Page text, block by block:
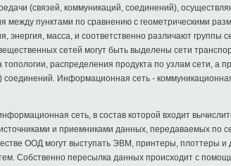
(связей, коммуникаций, соединений),
между пунктами по сравнению с геометрическими
энергия, масса, и соответственно различают
сетей могут быть выделены сети
распределения продукта по узлам сети, а
соединений. Информационная сеть -
сеть, в состав которой входит
и приемниками данных, передаваемых по
ООД могут выступать ЭВМ, принтеры, плоттеры
Собственно пересылка данных происходит с